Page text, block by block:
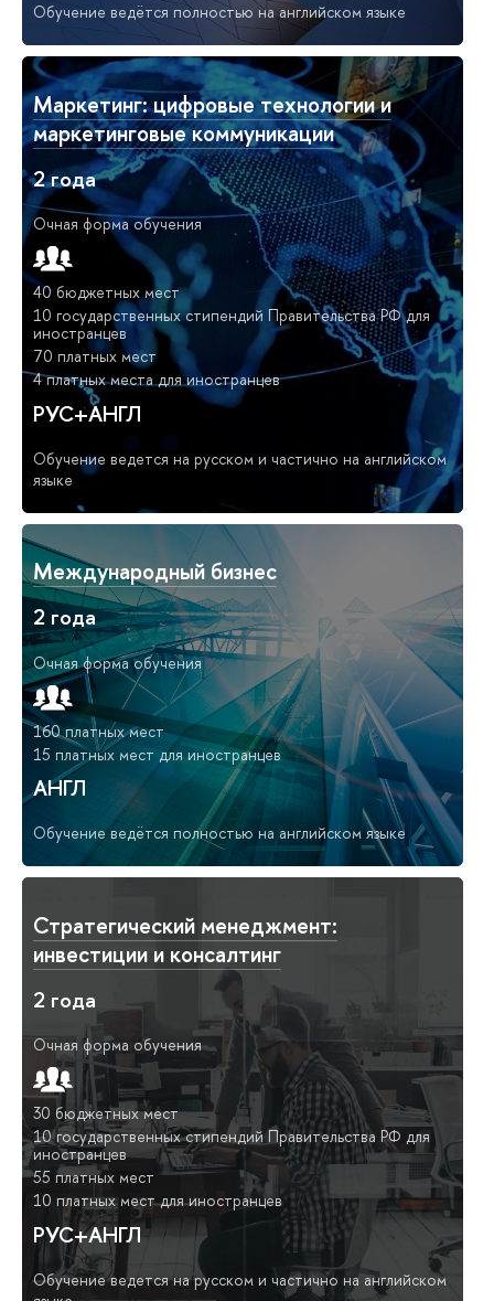
Обучение ведётся полностью на английском языке
Маркетинг: цифровые технологии и
маркетинговые коммуникации
2 года
Очная форма обучения
40 бюджетных мест
10 государственных стипендий Правительства РФ для
иностранцев
70 платных мест
4 платных места для иностранцев
РУС+АНГЛ
Обучение ведется на русском и частично на английском
языке
Международный бизнес
2 года
Очная форма обучения
160 платных мест
15 платных мест для иностранцев
АНГЛ
Обучение ведётся полностью на английском языке
Стратегический менеджмент:
инвестиции и консалтинг
2 года
Очная форма обучения
30 бюджетных мест
10 государственных стипендий Правительства РФ для
иностранцев
55 платных мест
10 платных мест для иностранцев
РУС+АНГЛ
Обучение ведется на русском и частично на английском